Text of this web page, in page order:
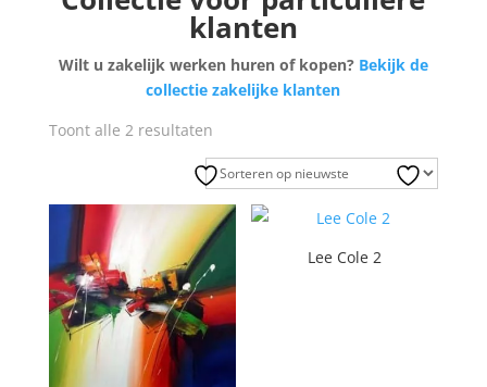
klanten
Wilt u zakelijk werken huren of kopen? Bekijk de
collectie zakelijke klanten
Toont alle 2 resultatenGesorteerd
op
nieuwste
Lee Cole 2